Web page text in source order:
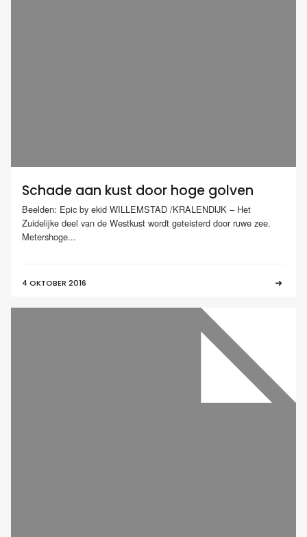
Schade aan kust door hoge golven
Beelden: Epic by ekid WILLEMSTAD /KRALENDIJK – Het
Zuidelijke deel van de Westkust wordt geteisterd door ruwe zee.
Metershoge...
4 OKTOBER 2016